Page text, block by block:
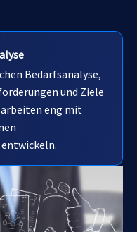
Bedarfsanalyse,
und Ziele
arbeiten eng mit